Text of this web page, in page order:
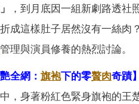
，到月底因一組新劇路透社
成這樣肚子居然沒有一絲肉
管理與演員修養的熱烈討論。
全網： 旗袍下的零贅肉奇蹟】
，身著粉紅色緊身旗袍的王